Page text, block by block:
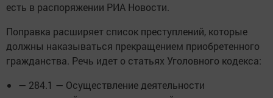
есть в распоряжении РИА Новости.
Поправка расширяет список преступлений, которые
должны наказываться прекращением приобретенного
гражданства. Речь идет о статьях Уголовного кодекса:
— 284.1 — Осуществление деятельности